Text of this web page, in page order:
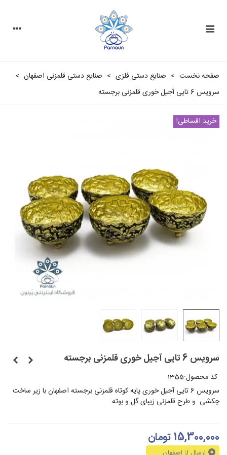
صفحه نخست > صنایع دستی فلزی > صنایع دستی قلمزنی اصفهان >
سرویس 6 تایی آجیل خوری قلمزنی برجسته
خرید اقساطی!
سرویس 6 تایی آجیل خوری قلمزنی برجسته
کد محصول:1355
سرویس 6 تایی آجیل خوری پایه کوتاه قلمزنی برجسته اصفهان با زیر ساخت
چکشی و طرح قلمزنی زیبای گل و بوته
15,300,000 تومان